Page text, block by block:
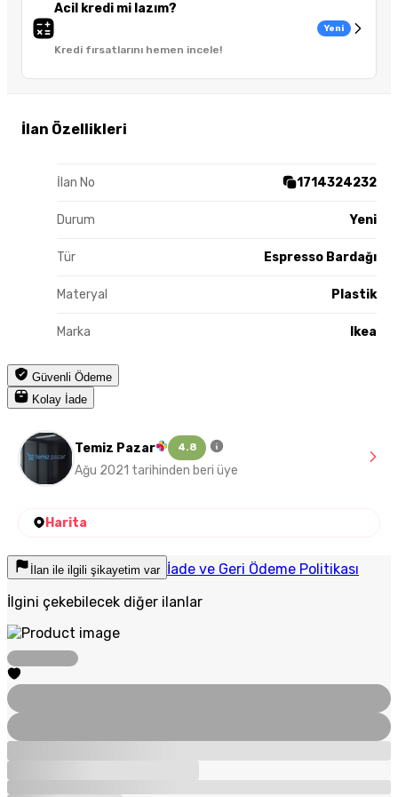
Acil kredi mi lazım?
Kredi fırsatlarını hemen incele!
Yeni
İlan Özellikleri
İlan No 1714324232
Durum Yeni
Tür Espresso Bardağı
Materyal Plastik
Marka Ikea
Güvenli Ödeme
Kolay İade
Temiz Pazar 4.8
Ağu 2021 tarihinden beri üye
Harita
İlan ile ilgili şikayetim var İade ve Geri Ödeme Politikası
İlgini çekebilecek diğer ilanlar